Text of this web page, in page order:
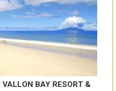
4*
3*
BAY RESORT &